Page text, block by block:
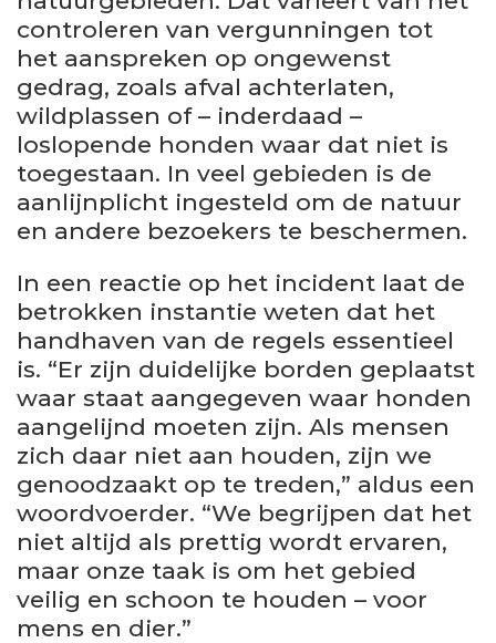
controleren van vergunningen tot
het aanspreken op ongewenst
gedrag, zoals afval achterlaten,
wildplassen of – inderdaad –
loslopende honden waar dat niet is
toegestaan. In veel gebieden is de
aanlijnplicht ingesteld om de natuur
en andere bezoekers te beschermen.
In een reactie op het incident laat de
betrokken instantie weten dat het
handhaven van de regels essentieel
is. “Er zijn duidelijke borden geplaatst
waar staat aangegeven waar honden
aangelijnd moeten zijn. Als mensen
zich daar niet aan houden, zijn we
genoodzaakt op te treden,” aldus een
woordvoerder. “We begrijpen dat het
niet altijd als prettig wordt ervaren,
maar onze taak is om het gebied
veilig en schoon te houden – voor
mens en dier.”